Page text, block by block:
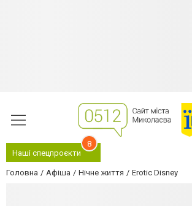
Наші спецпроєкти
8
Головна Афіша Нічне життя Erotic Disney